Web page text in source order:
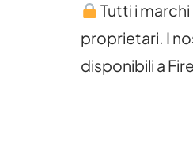
Tutti i
proprietari. I
disponibili a